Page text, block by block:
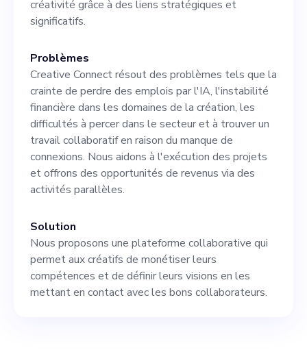
quotidiennes de notre
entreprise en pleine
croissance. Tirant parti de
l'expertise existante de
notre équipe dans les
secteurs du cinéma, de la
musique et des jeux vidéo, le
candidat idéal apportera de
nouvelles perspectives, une
connaissance de l'industrie
et la capacité de prendre des
décisions cruciales sous
créativité grâce à des liens stratégiques et
significatifs.
Problèmes
Creative Connect résout des problèmes tels que la
crainte de perdre des emplois par l'IA, l'instabilité
financière dans les domaines de la création, les
difficultés à percer dans le secteur et à trouver un
travail collaboratif en raison du manque de
connexions. Nous aidons à l'exécution des projets
et offrons des opportunités de revenus via des
activités parallèles.
Solution
Nous proposons une plateforme collaborative qui
permet aux créatifs de monétiser leurs
compétences et de définir leurs visions en les
mettant en contact avec les bons collaborateurs.